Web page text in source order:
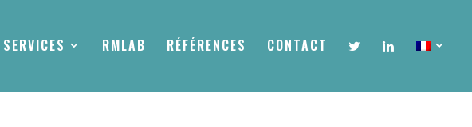
SERVICES RMLAB RÉFÉRENCES CONTACT